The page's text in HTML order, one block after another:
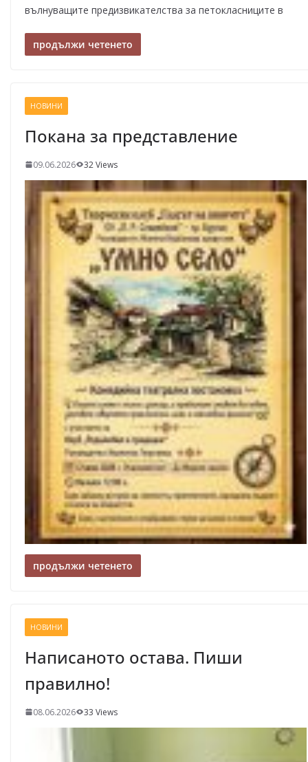
вълнуващите предизвикателства за петокласниците в
продължи четенето
НОВИНИ
Покана за представление
09.06.2026 32 Views
продължи четенето
НОВИНИ
Написаното остава. Пиши
правилно!
08.06.2026 33 Views